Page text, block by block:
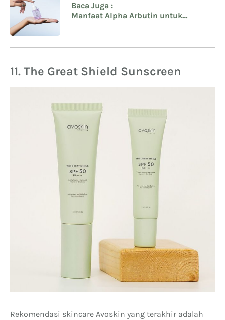
Baca Juga :
Manfaat Alpha Arbutin untuk
11. The Great Shield Sunscreen
Rekomendasi skincare Avoskin yang terakhir adalah